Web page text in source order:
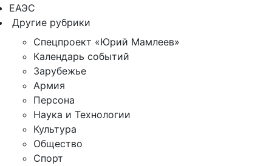
ЕАЭС
Другие рубрики
Спецпроект «Юрий Мамлеев»
Календарь событий
Зарубежье
Армия
Персона
Наука и Технологии
Культура
Общество
Спорт